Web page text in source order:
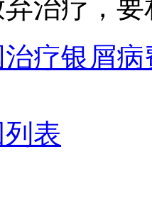
治疗，
疗银屑
表